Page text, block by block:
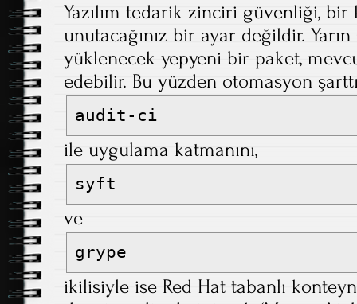
Yazılım tedarik zinciri güvenliği, bir
unutacağınız bir ayar değildir.
yüklenecek yepyeni bir paket,
edebilir. Bu yüzden otomasyon
audit-ci
ile uygulama katmanını,
syft
ve
grype
ikilisiyle ise Red Hat tabanlı